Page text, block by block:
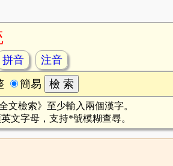
拼音
注音
簡易
文檢索》至少輸入兩個漢字。
文字母，支持*號模糊查尋。